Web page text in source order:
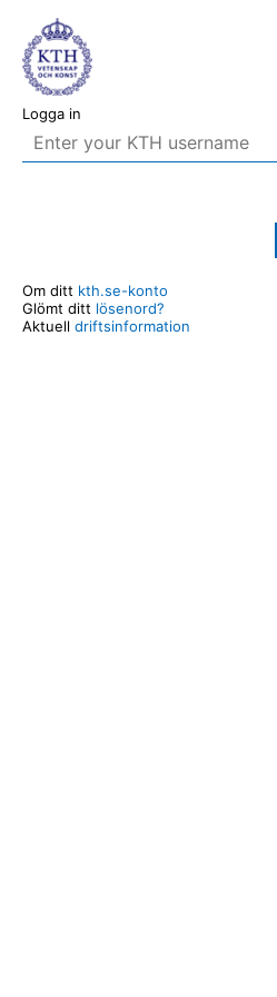
Logga in
Om ditt kth.se-konto
Glömt ditt lösenord?
Aktuell driftsinformation